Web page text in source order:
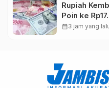
Rupiah
Poin ke
calendar_month3 jam yang